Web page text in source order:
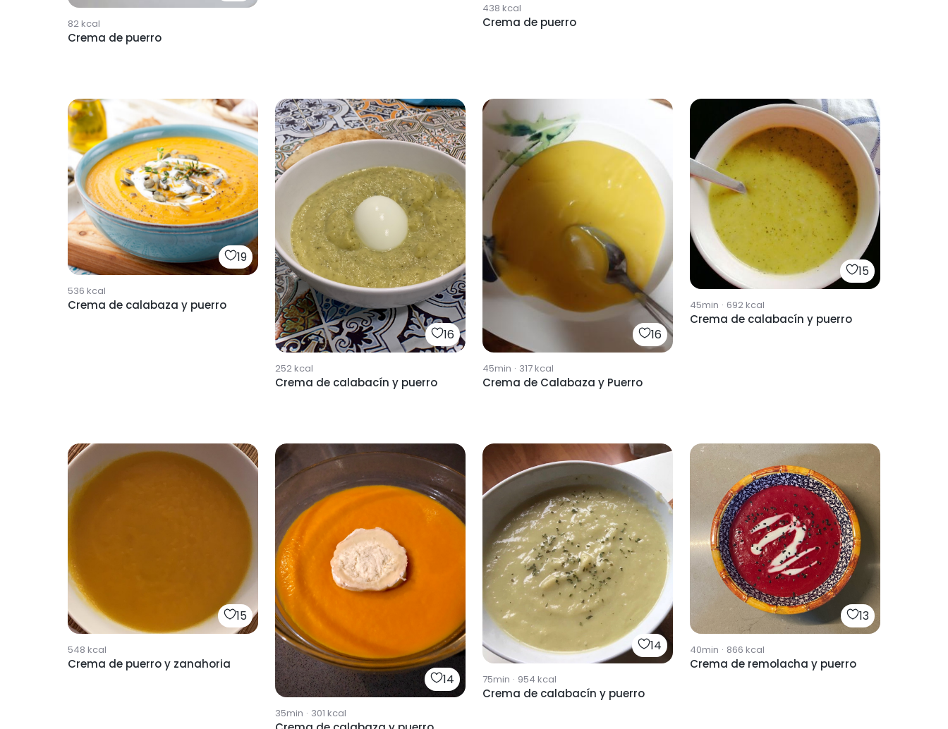
82kcal
Crema de puerro
438 kcal
Crema de puerro
19
536 kcal
Crema de calabaza y puerro
16
252kcal
Crema de calabacín y puerro
16
45min · 317kcal
Crema de Calabaza y Puerro
15
45min · 692kcal
Crema de calabacín y puerro
15
548 kcal
Crema de puerro y zanahoria
14
35min · 301 kcal
14
75min · 954 kcal
Crema de calabacín y puerro
13
40min · 866 kcal
Crema de remolacha y puerro